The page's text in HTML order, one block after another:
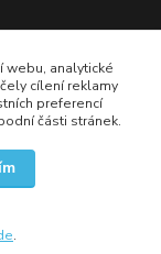
webu, analytické
cílení reklamy
preferencí
části stránek.
.